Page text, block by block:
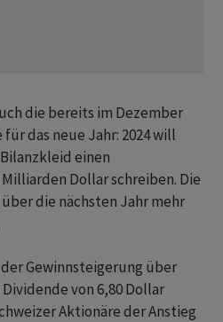
die bereits im Dezember
das neue Jahr: 2024 will
einen
Dollar schreiben. Die
die nächsten Jahr mehr
Gewinnsteigerung über
von 6,80 Dollar
Aktionäre der Anstieg